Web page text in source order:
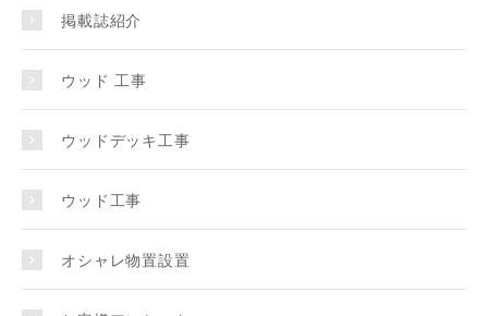
掲載誌紹介
ウッド 工事
ウッドデッキ工事
ウッド工事
オシャレ物置設置